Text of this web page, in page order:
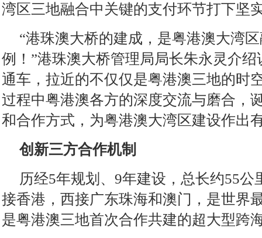
湾区三地融合中关键的支付环节打下坚
“港珠澳大桥的建成，是粤港澳大湾
例！”港珠澳大桥管理局局长朱永灵介
通车，拉近的不仅仅是粤港澳三地的时
过程中粤港澳各方的深度交流与磨合，
和合作方式，为粤港澳大湾区建设作出
创新三方合作机制
历经5年规划、9年建设，总长约55公
接香港，西接广东珠海和澳门，是世界
是粤港澳三地首次合作共建的超大型跨